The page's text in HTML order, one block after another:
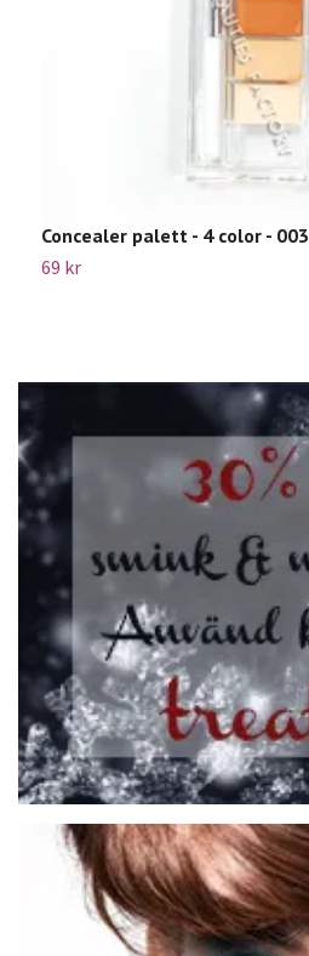
Concealer palett - 4 color - 003
69 kr